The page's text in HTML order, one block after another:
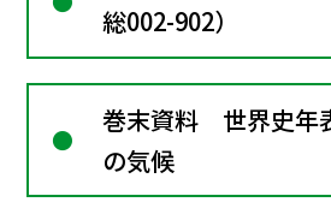
総002-902）
巻末資料 世界史年
の気候